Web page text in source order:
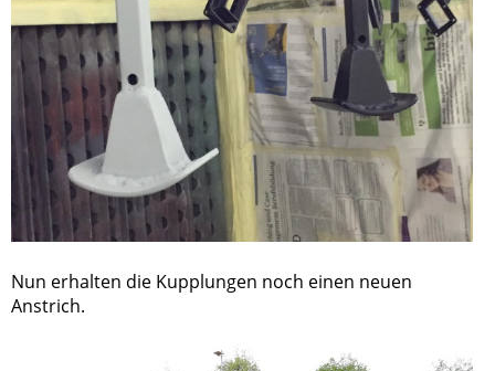
Nun erhalten die Kupplungen noch einen neuen
Anstrich.